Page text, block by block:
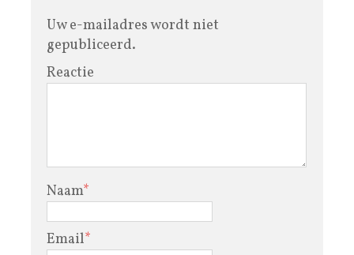
Uw e-mailadres wordt niet
gepubliceerd.
Reactie
Naam*
Email*